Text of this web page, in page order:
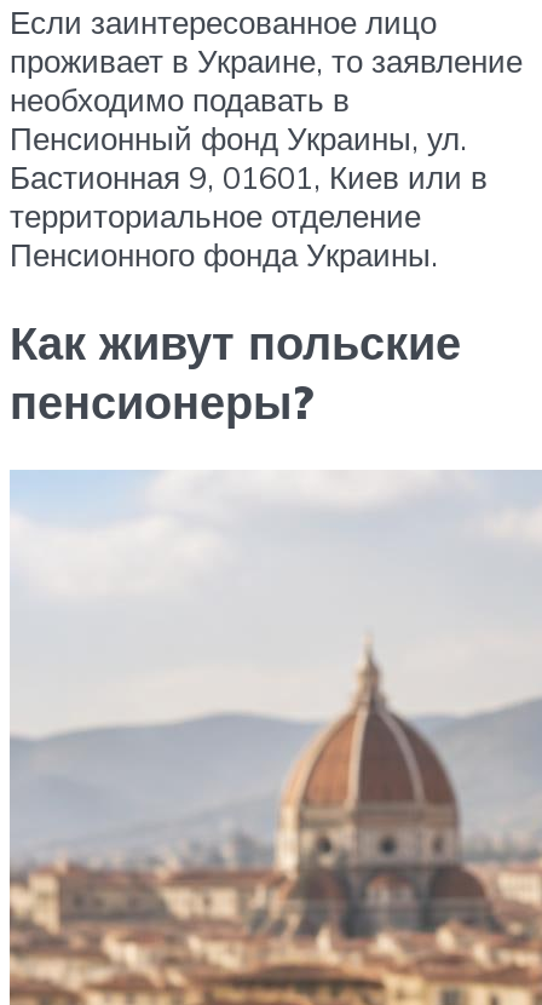
Если заинтересованное лицо
проживает в Украине, то заявление
необходимо подавать в
Пенсионный фонд Украины, ул.
Бастионная 9, 01601, Киев или в
территориальное отделение
Пенсионного фонда Украины.
Как живут польские
пенсионеры?